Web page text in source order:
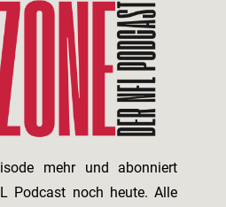
mehr und abonniert
Podcast noch heute. Alle